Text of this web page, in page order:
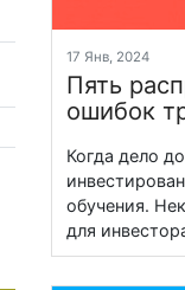
17 Янв, 2024
Пять
ошибок
Когда дело
обучения.
для